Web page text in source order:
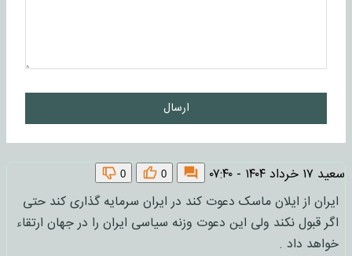
ارسال
سعید ۱۷ خرداد ۱۴۰۴ - ۰۷:۴۰ 0
0
ایران از ایلان ماسک دعوت کند در ایران سرمایه گذاری کند حتی
اگر قبول نکند ولی این دعوت وزنه سیاسی ایران را در جهان ارتقاء
خواهد داد .